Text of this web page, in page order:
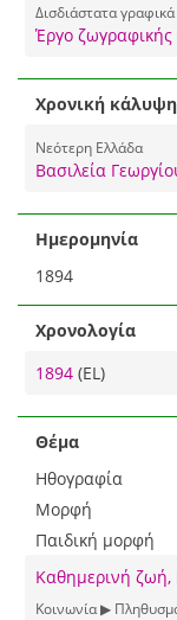
Δισδιάστατα γραφικά
Έργο ζωγραφικής
Χρονική κάλυψη
Νεότερη Ελλάδα
Βασιλεία
Ημερομηνία
1894
Χρονολογία
1894 (EL)
Θέμα
Ηθογραφία
Μορφή
Παιδική μορφή
Καθημερινή ζωή,
Κοινωνία ▶